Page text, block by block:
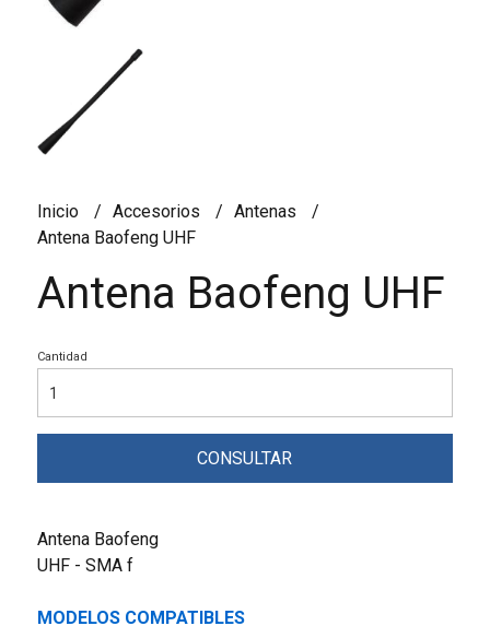
Inicio Accesorios
Antenas
Antena Baofeng UHF
Antena Baofeng UHF
Cantidad
CONSULTAR
Antena Baofeng
UHF - SMA f
MODELOS COMPATIBLES